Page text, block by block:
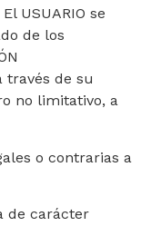
USUARIO se
de los
través de su
no limitativo, a
o contrarias a
de carácter